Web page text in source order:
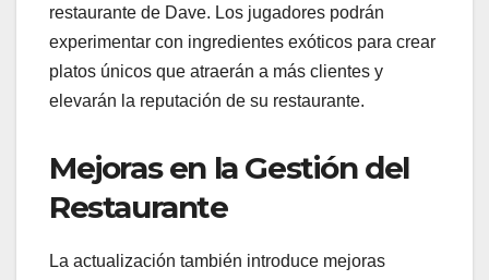
restaurante de Dave. Los jugadores podrán
experimentar con ingredientes exóticos para crear
platos únicos que atraerán a más clientes y
elevarán la reputación de su restaurante.
Mejoras en la Gestión del
Restaurante
La actualización también introduce mejoras